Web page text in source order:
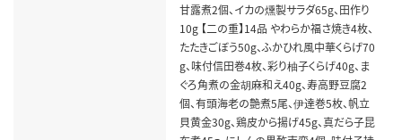
甘露煮2個、イカの燻製サラダ65g、田作り
10g 【二の重】14品 やわらか福さ焼き4枚、
たたきごぼう50g、ふかひれ風中華くらげ70
g、味付信田巻4枚、彩り柚子くらげ40g、ま
ぐろ角煮の金胡麻和え40g、寿高野豆腐2
個、有頭海老の艶煮5尾、伊達巻5枚、帆立
貝黄金30g、鶏皮から揚げ45g、真だら子昆